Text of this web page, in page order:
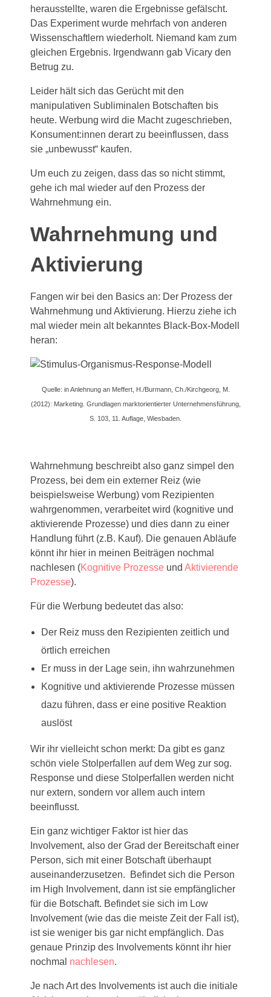
herausstellte, waren die Ergebnisse gefälscht.
Das Experiment wurde mehrfach von anderen
Wissenschaftlern wiederholt. Niemand kam zum
gleichen Ergebnis. Irgendwann gab Vicary den
Betrug zu.
Leider hält sich das Gerücht mit den
manipulativen Subliminalen Botschaften bis
heute. Werbung wird die Macht zugeschrieben,
Konsument:innen derart zu beeinflussen, dass
sie „unbewusst“ kaufen.
Um euch zu zeigen, dass das so nicht stimmt,
gehe ich mal wieder auf den Prozess der
Wahrnehmung ein.
Wahrnehmung und
Aktivierung
Fangen wir bei den Basics an: Der Prozess der
Wahrnehmung und Aktivierung. Hierzu ziehe ich
mal wieder mein alt bekanntes Black-Box-Modell
heran:
Quelle: in Anlehnung an Meffert, H./Burmann, Ch./Kirchgeorg, M.
(2012): Marketing. Grundlagen marktorientierter Unternehmensführung,
S. 103, 11. Auflage, Wiesbaden.
Wahrnehmung beschreibt also ganz simpel den
Prozess, bei dem ein externer Reiz (wie
beispielsweise Werbung) vom Rezipienten
wahrgenommen, verarbeitet wird (kognitive und
aktivierende Prozesse) und dies dann zu einer
Handlung führt (z.B. Kauf). Die genauen Abläufe
könnt ihr hier in meinen Beiträgen nochmal
nachlesen (Kognitive Prozesse und Aktivierende
Prozesse).
Für die Werbung bedeutet das also:
Der Reiz muss den Rezipienten zeitlich und
örtlich erreichen
Er muss in der Lage sein, ihn wahrzunehmen
Kognitive und aktivierende Prozesse müssen
dazu führen, dass er eine positive Reaktion
auslöst
Wir ihr vielleicht schon merkt: Da gibt es ganz
schön viele Stolperfallen auf dem Weg zur sog.
Response und diese Stolperfallen werden nicht
nur extern, sondern vor allem auch intern
beeinflusst.
Ein ganz wichtiger Faktor ist hier das
Involvement, also der Grad der Bereitschaft einer
Person, sich mit einer Botschaft überhaupt
auseinanderzusetzen. Befindet sich die Person
im High Involvement, dann ist sie empfänglicher
für die Botschaft. Befindet sie sich im Low
Involvement (wie das die meiste Zeit der Fall ist),
ist sie weniger bis gar nicht empfänglich. Das
genaue Prinzip des Involvements könnt ihr hier
nochmal nachlesen.
Je nach Art des Involvements ist auch die initiale